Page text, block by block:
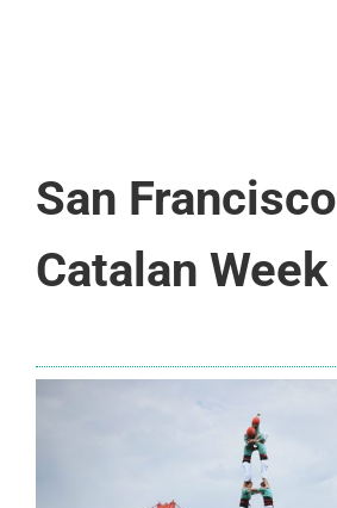
San Francisco
Catalan Week